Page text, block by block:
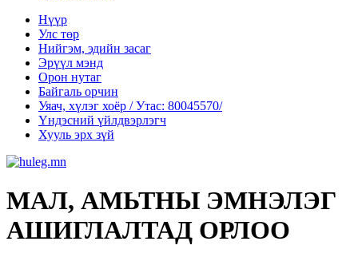
Нүүр
Улс төр
Нийгэм, эдийн засаг
Эрүүл мэнд
Орон нутаг
Байгаль орчин
Уяач, хүлэг хоёр / Утас: 80045570/
Үндэсний үйлдвэрлэгч
Хууль эрх зүй
МАЛ, АМЬТНЫ ЭМНЭЛЭГ
АШИГЛАЛТАД ОРЛОО